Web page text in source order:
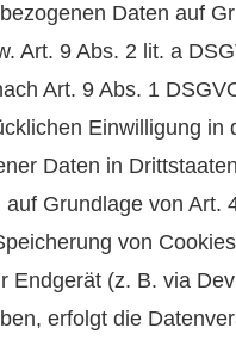
Daten auf
Art. 9 Abs. 2 lit. a
Art. 9 Abs. 1
Einwilligung in
Daten in
Grundlage von Art.
von
Endgerät (z. B. via
erfolgt die